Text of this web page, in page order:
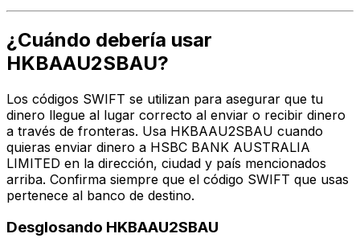
¿Cuándo debería usar
HKBAAU2SBAU?
Los códigos SWIFT se utilizan para asegurar que tu
dinero llegue al lugar correcto al enviar o recibir dinero
a través de fronteras. Usa HKBAAU2SBAU cuando
quieras enviar dinero a HSBC BANK AUSTRALIA
LIMITED en la dirección, ciudad y país mencionados
arriba. Confirma siempre que el código SWIFT que usas
pertenece al banco de destino.
Desglosando HKBAAU2SBAU